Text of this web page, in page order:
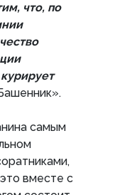
что, по
самым
вместе с